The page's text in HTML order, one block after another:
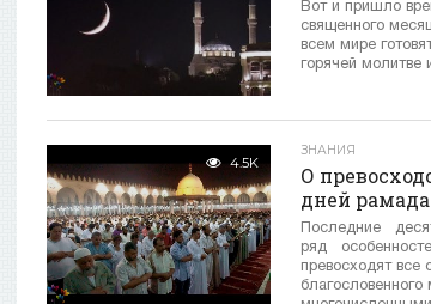
Вот и пришло
священного
всем мире
горячей молитве
4.5K
ЗНАНИЯ
О
дней
Последние
ряд
превосходят все